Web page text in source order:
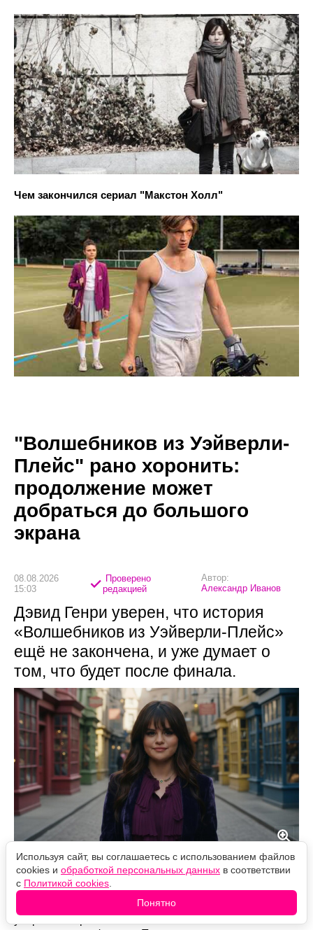
Чем закончился сериал "Макстон Холл"
"Волшебников из Уэйверли-
Плейс" рано хоронить:
продолжение может
добраться до большого
экрана
08.08.2026
15:03
Проверено
редакцией
Автор:
Александр Иванов
Дэвид Генри уверен, что история
«Волшебников из Уэйверли-Плейс»
ещё не закончена, и уже думает о
том, что будет после финала.
Источник фото: Legion-Media
Дэвид Генри, сыгравший Джастина Руссо и
выступивший исполнительным продюсером сериала,
Используя сайт, вы соглашаетесь с использованием файлов
cookies и обработкой персональных данных в соответствии
с Политикой cookies
Понятно